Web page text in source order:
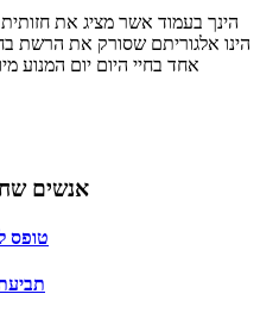
הינך בעמוד אשר מציג את
הינו אלגוריתם שסורק את הרשת
אחד בחיי היום יום המנוע
אנשים
טופס